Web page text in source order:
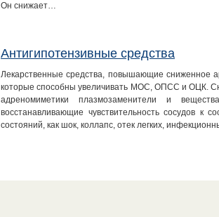
Он снижает…
Антигипотензивные средства
Лекарственные средства, повышающие сниженное
которые способны увеличивать МОС, ОПСС и ОЦК.
адреномиметики плазмозаменители и
восстанавливающие чувствительность сосудов к
состояний, как шок, коллапс, отек легких,